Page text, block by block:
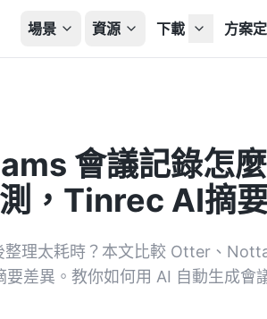
場景 資源 下載 方案
會議記錄怎
，Tinrec AI摘
整理太耗時？本文比較 Otter、
差異。教你如何用 AI 自動生成會